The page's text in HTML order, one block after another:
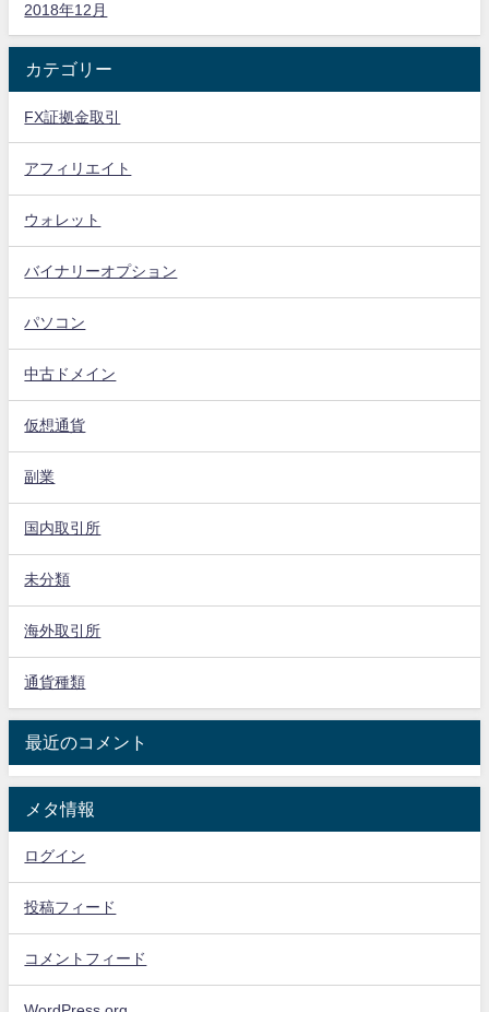
2018年12月
カテゴリー
FX証拠金取引
アフィリエイト
ウォレット
バイナリーオプション
パソコン
中古ドメイン
仮想通貨
副業
国内取引所
未分類
海外取引所
通貨種類
最近のコメント
メタ情報
ログイン
投稿フィード
コメントフィード